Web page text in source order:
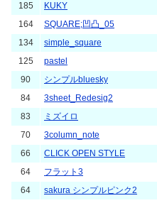
185
KUKY
164
SQUARE;凹凸_05
134
simple_square
125
pastel
90
シンプルbluesky
84
3sheet_Redesig2
83
ミズイロ
70
3column_note
66
CLICK OPEN STYLE
64
フラット3
64
sakura シンプルピンク2